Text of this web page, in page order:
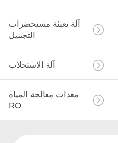
آلة تعبئة مستحضرات
التجميل
آلة الاستحلاب
معدات معالجة المياه
RO